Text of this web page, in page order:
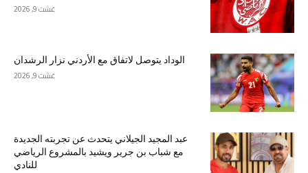
غشت 9, 2026
الوداد يتوصل لاتفاق مع الأردني نزار الرشدان
غشت 9, 2026
عبد المجيد الجيلاني يتحدث عن تجربته الجديدة
مع شباب بن جرير ويشيد بالمشروع الرياضي
للنادي